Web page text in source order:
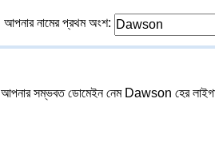
আপনার নামের প্রথম অংশ:
আপনার সম্ভবত ডোমেইন নেম Dawson হের